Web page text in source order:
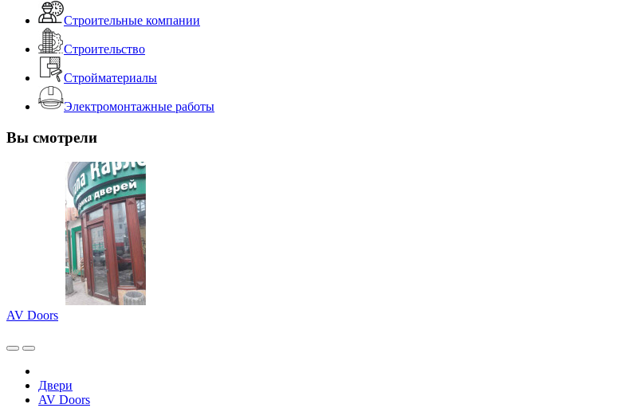
Строительные компании
Строительство
Стройматериалы
Электромонтажные работы
Вы смотрели
AV Doors
Двери
AV Doors